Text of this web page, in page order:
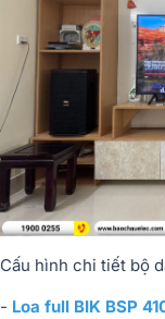
Cấu hình chi tiết bộ
- Loa full BIK BSP